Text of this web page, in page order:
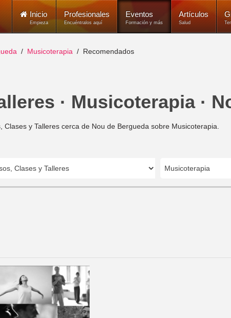
Inicio
Empieza
Profesionales
Encuéntralos aquí
Eventos
Formación y más
Artículos
Salud
Musicoterapia Recomendados
· Musicoterapia ·
Clases y Talleres cerca de Nou de Bergueda sobre Musicoterapia.
Musicoterapia